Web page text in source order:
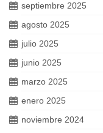
septiembre 2025
agosto 2025
julio 2025
junio 2025
marzo 2025
enero 2025
noviembre 2024